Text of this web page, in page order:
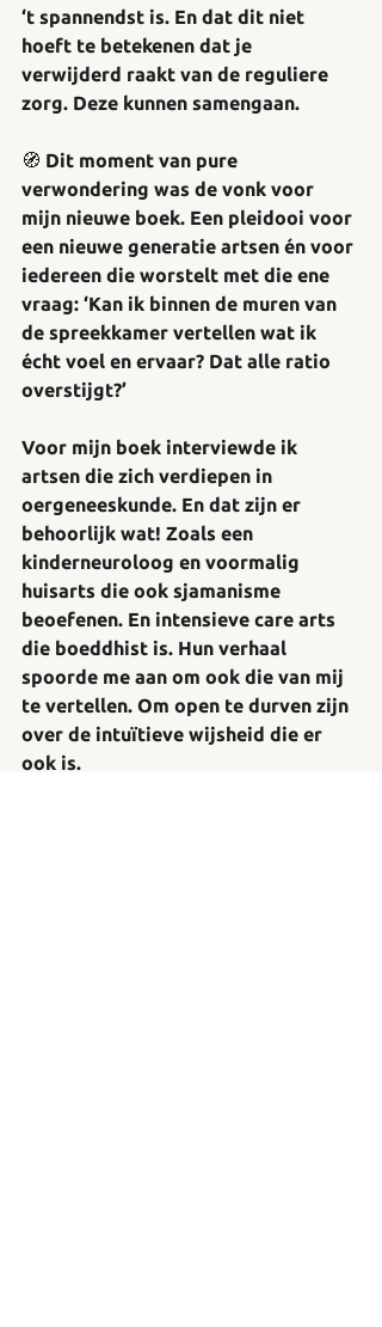
‘t spannendst is. En dat dit niet
hoeft te betekenen dat je
verwijderd raakt van de reguliere
zorg. Deze kunnen samengaan.
🧭 Dit moment van pure
verwondering was de vonk voor
mijn nieuwe boek. Een pleidooi voor
een nieuwe generatie artsen én voor
iedereen die worstelt met die ene
vraag: ‘Kan ik binnen de muren van
de spreekkamer vertellen wat ik
écht voel en ervaar? Dat alle ratio
overstijgt?’
Voor mijn boek interviewde ik
artsen die zich verdiepen in
oergeneeskunde. En dat zijn er
behoorlijk wat! Zoals een
kinderneuroloog en voormalig
huisarts die ook sjamanisme
beoefenen. En intensieve care arts
die boeddhist is. Hun verhaal
spoorde me aan om ook die van mij
te vertellen. Om open te durven zijn
over de intuïtieve wijsheid die er
ook is.